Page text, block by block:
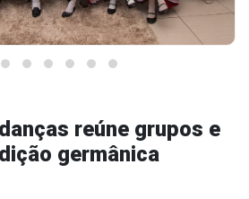
reúne grupos e
germânica